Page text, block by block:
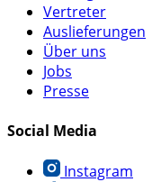
Vertreter
Auslieferungen
Über uns
Jobs
Presse
Social Media
Instagram